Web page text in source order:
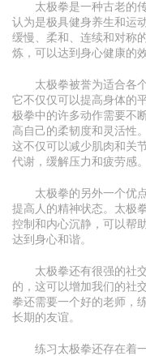
太极拳是一种古老的
认为是极具健身养生和运
缓慢、柔和、连续和对称
炼，可以达到身心健康的效
太极拳被誉为适合各
它不仅仅可以提高身体的
极拳中的许多动作需要不
高自己的柔韧度和灵活性
这不仅可以减少肌肉和关
代谢，缓解压力和疲劳感。
太极拳的另外一个优
提高人的精神状态。太极
控制和内心沉静，可以帮
达到身心和谐。
太极拳还有很强的社
的，这可以增加我们的社
拳还需要一个好的老师，
长期的友谊。
练习太极拳还存在着